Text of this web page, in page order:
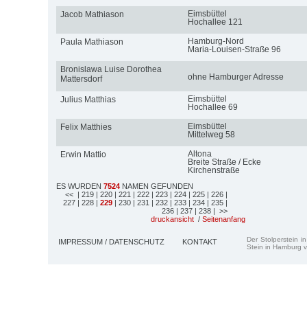
Jacob Mathiason
Eimsbüttel
Hochallee 121
Paula Mathiason
Hamburg-Nord
Maria-Louisen-Straße 96
Bronislawa Luise Dorothea
Mattersdorf
ohne Hamburger Adresse
Julius Matthias
Eimsbüttel
Hochallee 69
Felix Matthies
Eimsbüttel
Mittelweg 58
Erwin Mattio
Altona
Breite Straße / Ecke
Kirchenstraße
ES WURDEN 7524 NAMEN GEFUNDEN
<< | 219 | 220 | 221 | 222 | 223 | 224 | 225 | 226 |
227 | 228 | 229 | 230 | 231 | 232 | 233 | 234 | 235 |
236 | 237 | 238 | >>
druckansicht / Seitenanfang
IMPRESSUM / DATENSCHUTZ KONTAKT
Der Stolperstein
Stein in Hamburg